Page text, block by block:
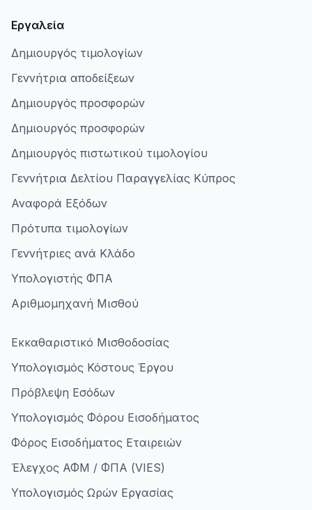
Εργαλεία
Δημιουργός τιμολογίων
Γεννήτρια αποδείξεων
Δημιουργός προσφορών
Δημιουργός προσφορών
Δημιουργός πιστωτικού τιμολογίου
Γεννήτρια Δελτίου Παραγγελίας Κύπρος
Αναφορά Εξόδων
Πρότυπα τιμολογίων
Γεννήτριες ανά Κλάδο
Υπολογιστής ΦΠΑ
Αριθμομηχανή Μισθού
Εκκαθαριστικό Μισθοδοσίας
Υπολογισμός Κόστους Έργου
Πρόβλεψη Εσόδων
Υπολογισμός Φόρου Εισοδήματος
Φόρος Εισοδήματος Εταιρειών
Έλεγχος ΑΦΜ / ΦΠΑ (VIES)
Υπολογισμός Ωρών Εργασίας